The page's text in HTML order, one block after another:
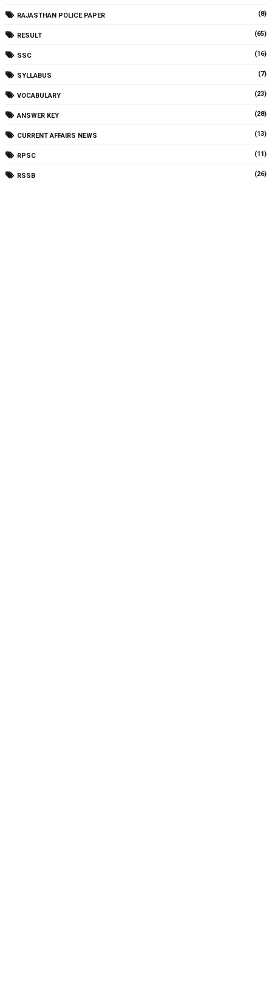
RAJASTHAN POLICE PAPER (8)
RESULT (65)
SSC (16)
SYLLABUS (7)
VOCABULARY (23)
ANSWER KEY (28)
CURRENT AFFAIRS NEWS (13)
RPSC (11)
RSSB (26)